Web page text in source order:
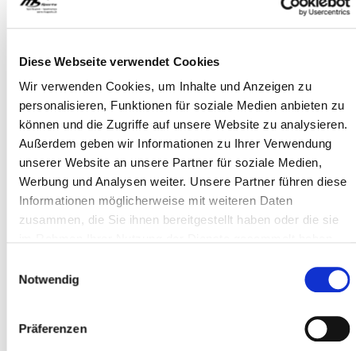
Diese Webseite verwendet Cookies
Wir verwenden Cookies, um Inhalte und Anzeigen zu
personalisieren, Funktionen für soziale Medien anbieten zu
können und die Zugriffe auf unsere Website zu analysieren.
Außerdem geben wir Informationen zu Ihrer Verwendung
unserer Website an unsere Partner für soziale Medien,
Werbung und Analysen weiter. Unsere Partner führen diese
Informationen möglicherweise mit weiteren Daten
zusammen, die Sie ihnen bereitgestellt haben oder die sie
Notwendig
Präferenzen
Type *
Adresse ligne 1 *
Code postal *
Participant